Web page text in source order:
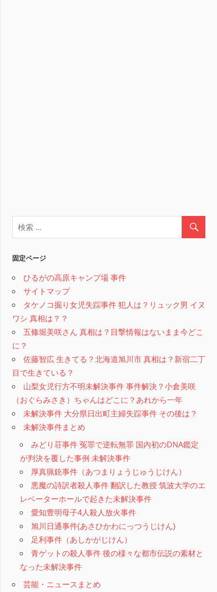
固定ページ
ひるがの高原キャンプ場 事件
サイトマップ
タケノコ掘り女児失踪事件 犯人は？リュック男 イヌ
ワシ 真相は？？
五條堀美咲さん 真相は？目撃情報はないまま今どこ
に？
佐藤智広 生きてる？北海道旭川市 真相は？新宿二丁
目で生きている？
山梨女児行方不明未解決事件 事件解決？小倉美咲
（おぐらみさき）ちゃんはどこに？あれから一年
未解決事件 大分県日出町主婦失踪事件 その後は？
未解決事件まとめ
みどり荘事件 冤罪で逆転無罪 国内初のDNA鑑定
が判決を覆した事例 未解決事件
厚真猟銃事件（あつまりょうじゅうじけん）
悪魔の詩訳者殺人事件 翻訳した教授 筑波大学のエ
レベーターホールで起きた未解決事件
愛知豊明母子4人殺人放火事件
旭川日通事件(あさひかわにっつうじけん)
足利事件（あしかがじけん）
青ゲットの殺人事件 後の様々な都市伝説の素材と
なった未解決事件
芸能・ニュースまとめ